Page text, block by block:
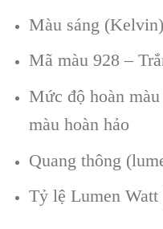
Màu sáng
Mã màu 928 –
Mức độ hoàn
màu hoàn hảo
Quang thông
Tỷ lệ Lumen